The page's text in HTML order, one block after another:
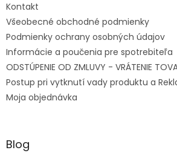
Kontakt
Všeobecné obchodné podmienky
Podmienky ochrany osobných údajov
Informácie a poučenia pre spotrebiteľa
ODSTÚPENIE OD ZMLUVY - VRÁTENIE
Postup pri vytknutí vady produktu a
Moja objednávka
Blog